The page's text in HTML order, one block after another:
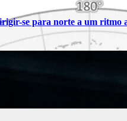
se para norte a um ritmo